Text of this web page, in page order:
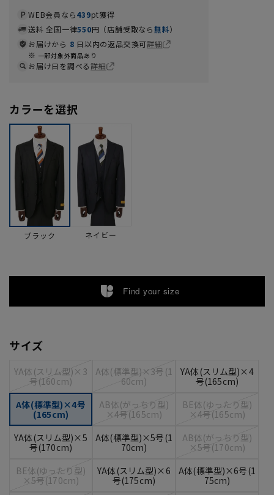
WEB会員なら439pt獲得
送料 全国一律550円（店舗受取なら無料）
お届けから 8 日以内の返品交換可詳細
一部対象外商品あり
お届け日を調べる詳細
カラーを選択
ブラック ネイビー
Find your size
サイズ
YA体(スリム型)×3
号(160cm)
A体(標準型)×3号(1
60cm)
YA体(スリム型)×4
号(165cm)
A体(標準型)×4号
(165cm)
AB体(がっちり型)
×4号(165cm)
BE体(ゆったり型)
×4号(165cm)
YA体(スリム型)×5
号(170cm)
A体(標準型)×5号(1
70cm)
AB体(がっちり型)
×5号(170cm)
BE体(ゆったり型)
×5号(170cm)
YA体(スリム型)×6
号(175cm)
A体(標準型)×6号(1
75cm)